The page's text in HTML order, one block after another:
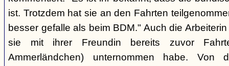
ist. Trotzdem hat sie an den Fahrten
besser gefalle als beim BDM." Auch die
sie mit ihrer Freundin bereits zuvor
Ammerländchen) unternommen habe. Von